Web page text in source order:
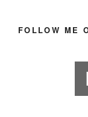
FOLLOW ME